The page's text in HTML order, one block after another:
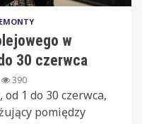
w
30 czerwca
390
1 do 30 czerwca,
pomiędzy